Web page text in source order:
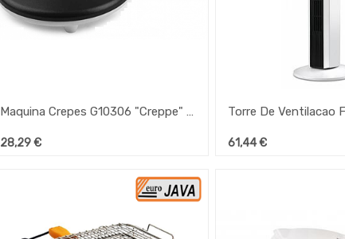
Maquina Crepes G10306 "Creppe" Diam 20Cm Ferrari
28,29€ 61,44€